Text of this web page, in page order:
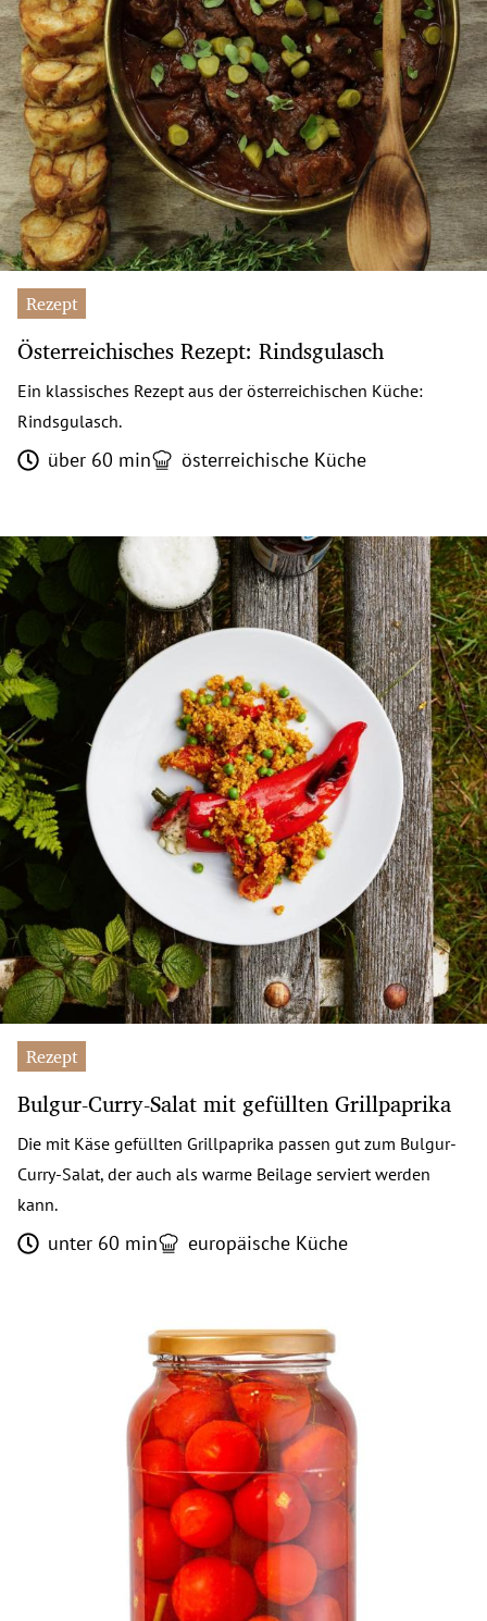
Rezept
Österreichisches Rezept: Rindsgulasch
Ein klassisches Rezept aus der österreichischen Küche:
Rindsgulasch.
über 60 min österreichische Küche
Rezept
Bulgur-Curry-Salat mit gefüllten Grillpaprika
Die mit Käse gefüllten Grillpaprika passen gut zum Bulgur-
Curry-Salat, der auch als warme Beilage serviert werden
kann.
unter 60 min europäische Küche